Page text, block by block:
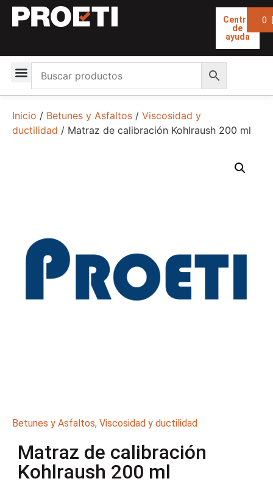
Centro
de
ayuda
0
Inicio / Betunes y Asfaltos / Viscosidad y
ductilidad / Matraz de calibración Kohlraush 200 ml
Betunes y Asfaltos, Viscosidad y ductilidad
Matraz de calibración
Kohlraush 200 ml